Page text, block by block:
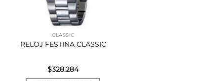
CLASSIC
RELOJ FESTINA CLASSIC
$328.284